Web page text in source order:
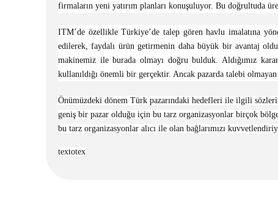
firmaların yeni yatırım planları konuşuluyor. Bu doğrultuda
ITM’de özellikle Türkiye’de talep gören havlu imalatına
edilerek, faydalı ürün getirmenin daha büyük bir avantaj
makinemiz ile burada olmayı doğru bulduk. Aldığımız
kullanıldığı önemli bir gerçektir. Ancak pazarda talebi
Önümüzdeki dönem Türk pazarındaki hedefleri ile ilgili
geniş bir pazar olduğu için bu tarz organizasyonlar birçok
bu tarz organizasyonlar alıcı ile olan bağlarımızı
textotex